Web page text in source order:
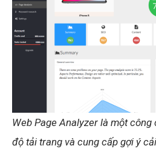
Web Page Analyzer là một
độ tải trang và cung cấp gợi ý